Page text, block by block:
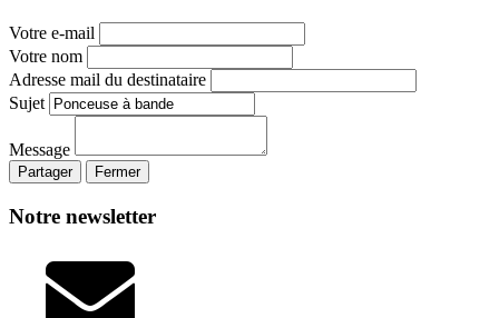
Votre e-mail
Votre nom
Adresse mail du destinataire
Sujet
Message
Partager Fermer
Notre newsletter